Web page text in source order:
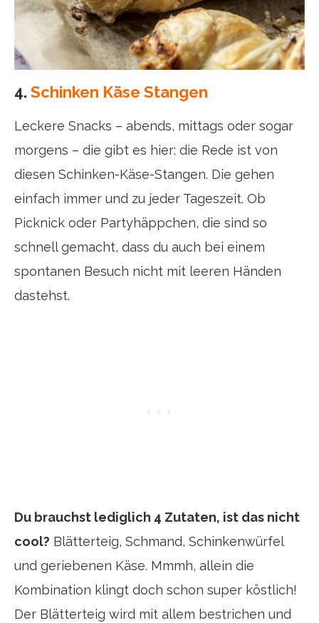
4. Schinken Käse Stangen
Leckere Snacks – abends, mittags oder sogar
morgens – die gibt es hier: die Rede ist von
diesen Schinken-Käse-Stangen. Die gehen
einfach immer und zu jeder Tageszeit. Ob
Picknick oder Partyhäppchen, die sind so
schnell gemacht, dass du auch bei einem
spontanen Besuch nicht mit leeren Händen
dastehst.
Du brauchst lediglich 4 Zutaten, ist das nicht
cool? Blätterteig, Schmand, Schinkenwürfel
und geriebenen Käse. Mmmh, allein die
Kombination klingt doch schon super köstlich!
Der Blätterteig wird mit allem bestrichen und